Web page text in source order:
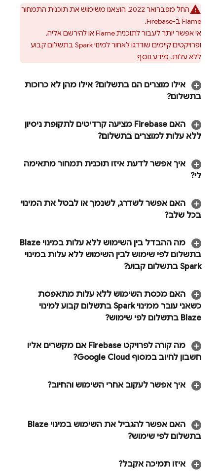
החל מפברואר 2022, הוצאנו משימוש את תוכנית התמחור
Flame ב-Firebase.
אי אפשר יותר לעבור לתוכנית Flame או להירשם אליה,
ופרויקטים קיימים שודרגו לאחור למינוי Spark בתשלום קבוע
ללא עלות. מידע נוסף
אילו מוצרים הם בתשלום? אילו מהן לא כרוכות
בתשלום?
האם Firebase מציעה קרדיטים לתקופת ניסיון
ללא עלות למוצרים בתשלום?
איך אפשר לדעת איזו תוכנית תמחור מתאימה
לי?
האם אפשר לשדרג, לשנמך או לבטל את המינוי
בכל שלב?
מה ההבדל בין השימוש ללא עלות במינוי Blaze
בתשלום לפי שימוש לבין השימוש ללא עלות במינוי
Spark בתשלום קבוע?
האם מכסת השימוש ללא עלות מתאפסת
כשאני עובר ממינוי Spark בתשלום קבוע למינוי
Blaze בתשלום לפי שימוש?
מה קורה לפרויקט Firebase אם מקשרים אליו
חשבון לחיוב במסוף Google Cloud
?
איך אפשר לעקוב אחרי השימוש והחיוב?
האם אפשר להגביל את השימוש במינוי Blaze
בתשלום לפי שימוש?
איזו תמיכה אקבל?